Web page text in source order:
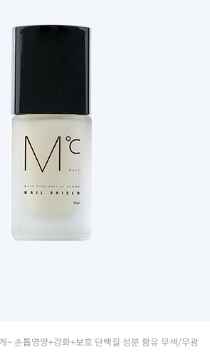
~ 손톱영양+강화+보호 단백질 성분 함유 무색/무광